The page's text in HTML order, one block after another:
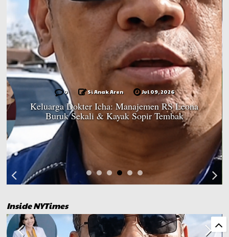
0 Si Anak Aren Jul 09, 2026
Keluarga Dokter Icha: Manajemen RS Leona
Buruk Sekali & Kayak Sopir Tembak
Inside NYTimes